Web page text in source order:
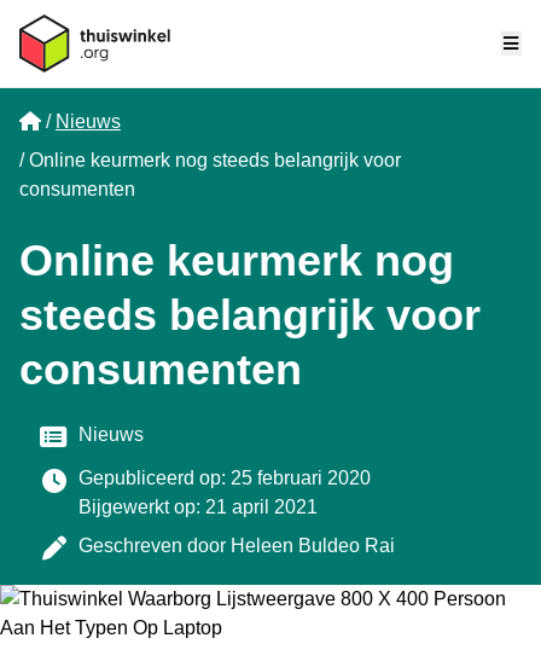
Home
Nieuws
Online keurmerk nog steeds belangrijk voor
consumenten
Online keurmerk nog
steeds belangrijk voor
consumenten
Categorie
Nieuws
Gepubliceerd op: 25 februari 2020
Bijgewerkt op: 21 april 2021
Geschreven door Heleen Buldeo Rai